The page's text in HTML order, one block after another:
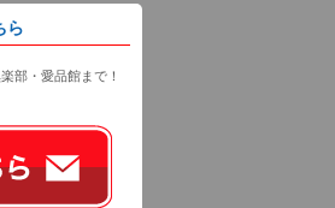
ら
部・愛品館まで！